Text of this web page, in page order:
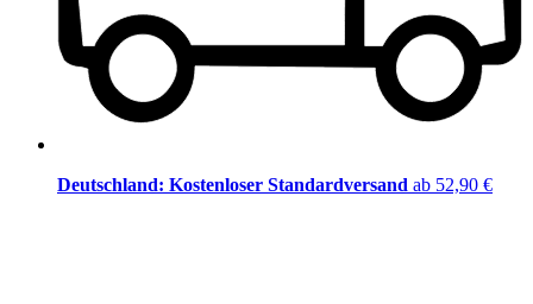
Deutschland: Kostenloser Standardversand ab 52,90 €